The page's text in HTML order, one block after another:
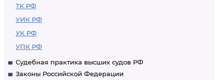
ТК РФ
УИК РФ
УК РФ
УПК РФ
Судебная практика высших судов РФ
Законы Российской Федерации